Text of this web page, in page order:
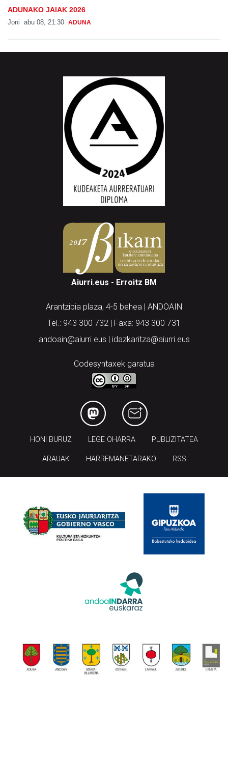
ADUNAKO JAIAK 2026
Joni abu 08, 21:30 ADUNA
Aiurri.eus - Erroitz BM
Arantzibia plaza, 4-5 behea | ANDOAIN
Tel.: 943 300 732 | Faxa: 943 300 731
andoain@aiurri.eus | idazkaritza@aiurri.eus
Codesyntaxek garatua
HONI BURUZ LEGE OHARRA PUBLIZITATEA
ARAUAK HARREMANETARAKO RSS